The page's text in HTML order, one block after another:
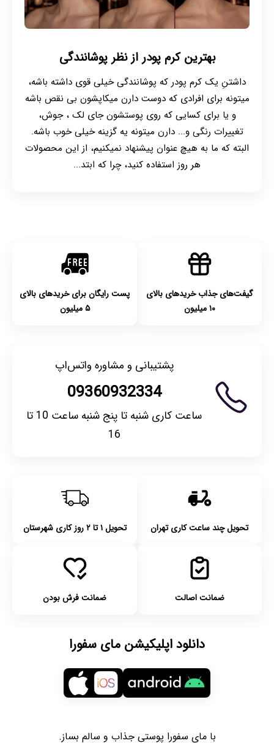
بهترین کرم پودر از نظر پوشانندگی
داشتنِ یک کرم پودر که پوشانندگی خیلی قوی داشته باشه،
میتونه برای افرادی که دوست دارن میکاپشون بی نقص باشه
و یا برای کسایی که روی پوستشون جای لک ، جوش،
تغییرات رنگی و... دارن میتونه یه گزینه خیلی خوب باشه.
البته که ما به هیچ عنوان پیشنهاد نمیکنیم، از این محصولات
هر روز استفاده کنید، چرا که ابتد...
گیفت‌های جذاب خریدهای بالای
۱۰ میلیون
پست رایگان برای خریدهای بالای
۵ میلیون
پشتیبانی و مشاوره واتس‌اپ
09360932334
ساعت کاری شنبه تا پنج شنبه ساعت 10 تا
16
تحویل چند ساعت کاری تهران تحویل ۱ تا ۲ روز کاری شهرستان
ضمانت اصالت ضمانت فرش بودن
دانلود اپلیکیشن مای سفورا
با مای سفورا پوستی جذاب و سالم بساز.